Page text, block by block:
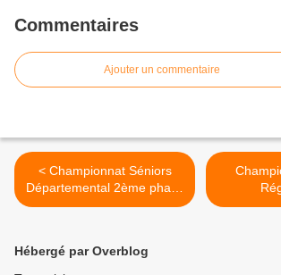
Commentaires
Ajouter un commentaire
< Championnat Séniors
Départemental 2ème phase
- Journée 3
Hébergé par Overblog